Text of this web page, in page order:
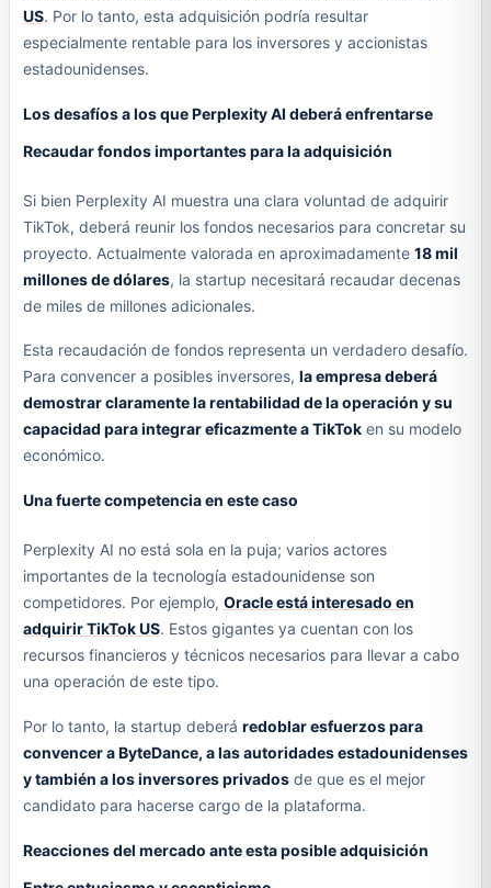
US. Por lo tanto, esta adquisición podría resultar
especialmente rentable para los inversores y accionistas
estadounidenses.
Los desafíos a los que Perplexity AI deberá enfrentarse
Recaudar fondos importantes para la adquisición
Si bien Perplexity AI muestra una clara voluntad de adquirir
TikTok, deberá reunir los fondos necesarios para concretar su
proyecto. Actualmente valorada en aproximadamente 18 mil
millones de dólares, la startup necesitará recaudar decenas
de miles de millones adicionales.
Esta recaudación de fondos representa un verdadero desafío.
Para convencer a posibles inversores, la empresa deberá
demostrar claramente la rentabilidad de la operación y su
capacidad para integrar eficazmente a TikToken su modelo
económico.
Una fuerte competencia en este caso
Perplexity AI no está sola en la puja; varios actores
importantes de la tecnología estadounidense son
competidores. Por ejemplo, Oracle está interesado en
adquirir TikTok US. Estos gigantes ya cuentan con los
recursos financieros y técnicos necesarios para llevar a cabo
una operación de este tipo.
Por lo tanto, la startup deberá redoblar esfuerzos para
convencer a ByteDance, a las autoridades estadounidenses
y también a los inversores privadosde que es el mejor
candidato para hacerse cargo de la plataforma.
Reacciones del mercado ante esta posible adquisición